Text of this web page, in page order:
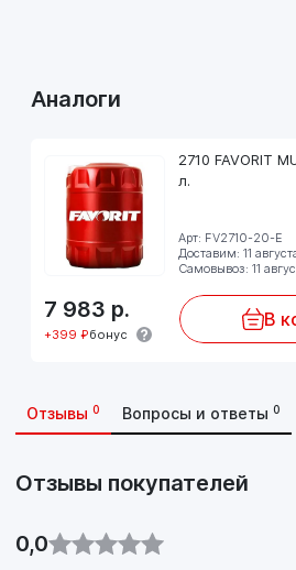
Соблюдайте предписания
руководстве по эксплуатации!
Аналоги
2710 FAVORIT
л.
Арт: FV2710-20-E
Доставим: 11
Самовывоз: 11
7 983 р.
+399 ₽бонус
В
Отзывы 0 Вопросы и ответы 0
Отзывы покупателей
0,0